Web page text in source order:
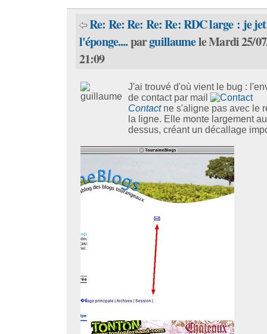
Re: Re: Re: Re: Re: RDC large : je
l'éponge....parguillaumele Mardi 25/
21:09
J'ai trouvé d'où vient le bug :
de contact par mail
Contactne s'aligne pas avec le
la ligne. Elle monte largement au
dessus, créant un décallage